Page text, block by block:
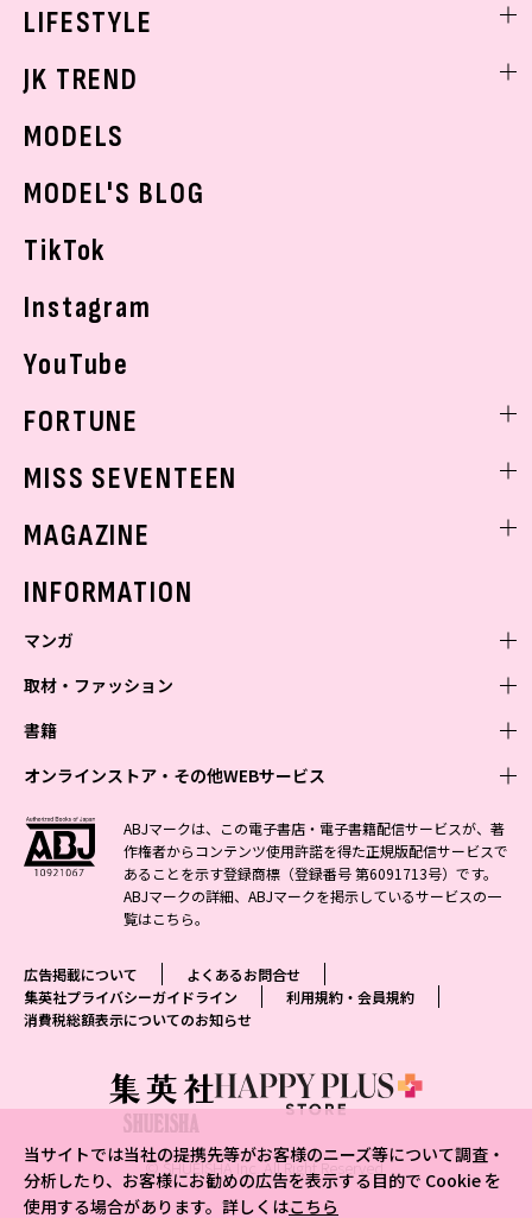
当サイトでは当社の提携先等がお客様のニーズ等について調査・
分析したり、お客様にお勧めの広告を表示する目的で Cookie を
使用する場合があります。詳しくはこちら
ボディケア
学校ヘアメイク
K-POP
LIFESTYLE
モデルの購入品
おでかけ
JK TREND
MODELS
MODEL'S BLOG
TikTok
Instagram
YouTube
FORTUNE
MISS SEVENTEEN
MAGAZINE
INFORMATION
マンガ
少年マンガ
Vジャンプ
最強ジャンプ
少年ジャンプ+
ジャンプTOON
ジャンプルーキー！
S-MANGA
集英社コミック文庫
青年マンガ
ZEBRACK
S-MANGA
集英社ジャンプリミックス
週刊ヤングジャンプ
ヤングジャンプ定期購読デジタル
となりのヤングジャンプ
グランドジャンプ
ウルトラジャンプ
少女マンガ
ZEBRACK
S-MANGA
集英社コミック文庫
マーガレット
別冊マーガレット
リマコミ
マンガMeets
女性マンガ
ジャンプTOON
集英社コミック文庫
マンガMee公式サイト
リマコミ
office YOU
取材・ファッション
ファッション・美容
BAILA
MAQUIA
eclat
T JAPAN
MEN'S NON-NO
集英社オンライン
芸能・情報・スポーツ
週プレNEWS
週プレ グラジャパ!
書籍
文芸・文庫・総合
小説すばる
集英社 文芸ステーション
web 集英社文庫
アジア人物史
学芸・ノンフィクション・新書
1日5分で、明日は変わる よみタイ yomitai
集英社学芸部 - 学芸・ノンフィクション
集英社ビジネス書
集英社新書プラス - 知の水先案内人
kotoba
情報・知識＆オピニオン imidas
ライトノベル・ノベライズ
集英社オレンジ文庫
ダッシュエックス文庫公式サイト
集英社Webマガジン コバルト
集英社の児童図書 S-KIDS.LAND
オンラインストア・その他WEBサービス
オンラインストア
OTO
SHUEISHA MANGA-ART HERITAGE
ジャンプキャラクターズストア
HAPPY PLUS STORE
SHUEISHA VOX
LEEマルシェ
eclat premium
mirabella homme
zakka market
その他WEBサービス
集英社アドナビ
ABJマークは、この電子書店・電子書籍配信サービスが、著
作権者からコンテンツ使用許諾を得た正規版配信サービスで
あることを示す登録商標（登録番号 第6091713号）です。
ABJマークの詳細、ABJマークを掲示しているサービスの一
覧はこちら。
広告掲載について
よくあるお問合せ
集英社プライバシーガイドライン
利用規約・会員規約
消費税総額表示についてのお知らせ
© SHUEISHA Inc. All Right Reserved.